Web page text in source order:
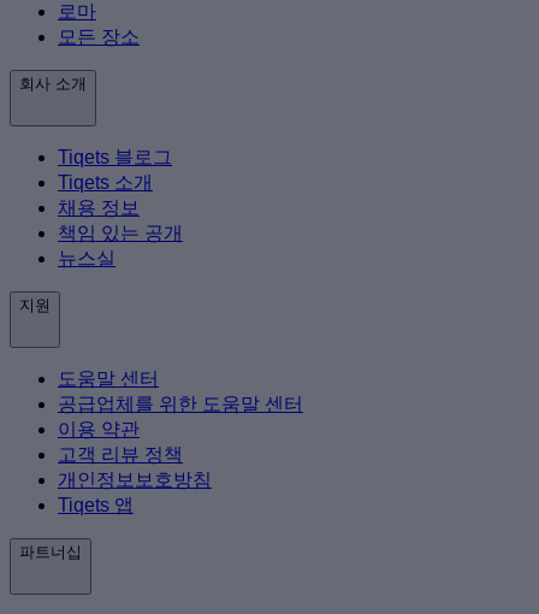
로마
모든 장소
회사 소개
Tiqets 블로그
Tiqets 소개
채용 정보
책임 있는 공개
뉴스실
지원
도움말 센터
공급업체를 위한 도움말 센터
이용 약관
고객 리뷰 정책
개인정보보호방침
Tiqets 앱
파트너십